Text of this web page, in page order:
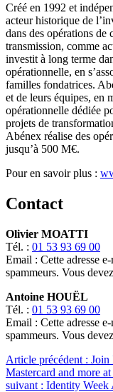
Créé en 1992 et
acteur historique de
dans des opérations de
transmission, comme
investit à long terme
opérationnelle, en
familles fondatrices.
et de leurs équipes, en
opérationnelle dédiée
projets de
Abénex réalise des
jusqu’à 500 M€.
Pour en savoir plus :
Contact
Olivier MOATTI
Tél. : 01 53 93 69 00
Email : Cette adresse
spammeurs. Vous
Antoine HOUËL
Tél. : 01 53 93 69 00
Email : Cette adresse
spammeurs. Vous
Article précédent :
Mastercard and more
suivant : Identity